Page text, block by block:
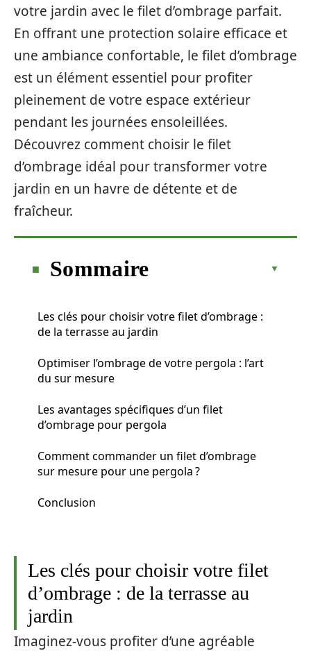
votre jardin avec le filet d’ombrage parfait.
En offrant une protection solaire efficace et
une ambiance confortable, le filet d’ombrage
est un élément essentiel pour profiter
pleinement de votre espace extérieur
pendant les journées ensoleillées.
Découvrez comment choisir le filet
d’ombrage idéal pour transformer votre
jardin en un havre de détente et de
fraîcheur.
Sommaire
Les clés pour choisir votre filet d’ombrage :
de la terrasse au jardin
Optimiser l’ombrage de votre pergola : l’art
du sur mesure
Les avantages spécifiques d’un filet
d’ombrage pour pergola
Comment commander un filet d’ombrage
sur mesure pour une pergola ?
Conclusion
Les clés pour choisir votre filet
d’ombrage : de la terrasse au
jardin
Imaginez-vous profiter d’une agréable